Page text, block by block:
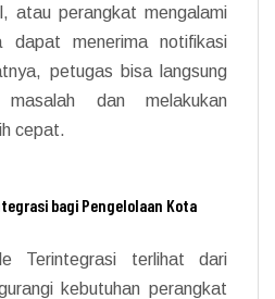
atau perangkat mengalami
dapat menerima notifikasi
petugas bisa langsung
dan melakukan
cepat.
bagi Pengelolaan Kota
Terintegrasi terlihat dari
kebutuhan perangkat